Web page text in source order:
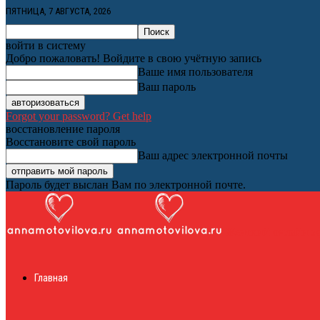
ПЯТНИЦА, 7 АВГУСТА, 2026
войти в систему
Добро пожаловать! Войдите в свою учётную запись
Ваше имя пользователя
Ваш пароль
Forgot your password? Get help
восстановление пароля
Восстановите свой пароль
Ваш адрес электронной почты
Пароль будет выслан Вам по электронной почте.
Главная